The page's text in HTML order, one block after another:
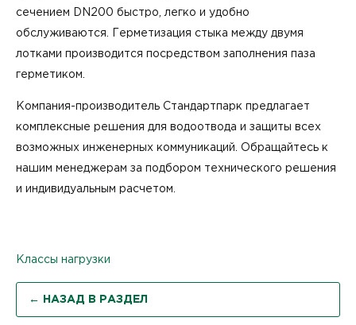
сечением DN200 быстро, легко и удобно
обслуживаются. Герметизация стыка между двумя
лотками производится посредством заполнения паза
герметиком.
Компания-производитель Стандартпарк предлагает
комплексные решения для водоотвода и защиты всех
возможных инженерных коммуникаций. Обращайтесь к
нашим менеджерам за подбором технического решения
и индивидуальным расчетом.
Классы нагрузки
← НАЗАД В РАЗДЕЛ